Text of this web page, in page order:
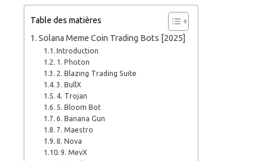
Table des matières
Solana Meme Coin Trading Bots [2025]
Introduction
1. Photon
2. Blazing Trading Suite
3. BullX
4. Trojan
5. Bloom Bot
6. Banana Gun
7. Maestro
8. Nova
9. MevX